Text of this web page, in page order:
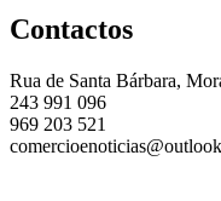
Contactos
Rua de Santa Bárbara,
243 991 096
969 203 521